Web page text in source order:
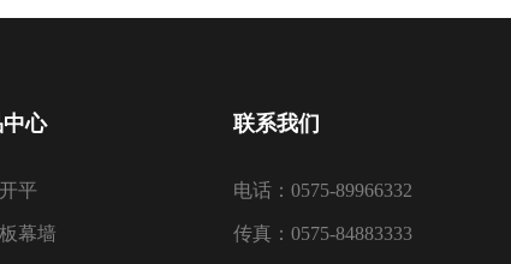
心
平
幕墙
联系我们
电话：0575-89966332
传真：0575-84883333